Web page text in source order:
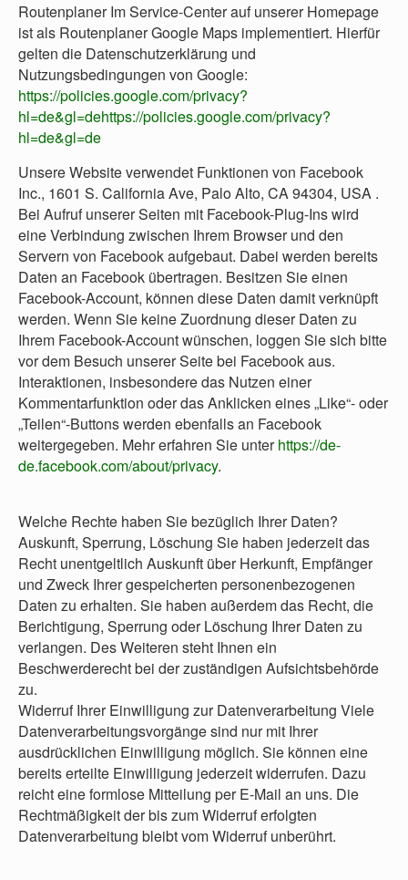
Routenplaner Im Service-Center auf unserer Homepage
ist als Routenplaner Google Maps implementiert. Hierfür
gelten die Datenschutzerklärung und
Nutzungsbedingungen von Google:
https://policies.google.com/privacy?
hl=de&gl=dehttps://policies.google.com/privacy?
hl=de&gl=de
Unsere Website verwendet Funktionen von Facebook
Inc., 1601 S. California Ave, Palo Alto, CA 94304, USA .
Bei Aufruf unserer Seiten mit Facebook-Plug-Ins wird
eine Verbindung zwischen Ihrem Browser und den
Servern von Facebook aufgebaut. Dabei werden bereits
Daten an Facebook übertragen. Besitzen Sie einen
Facebook-Account, können diese Daten damit verknüpft
werden. Wenn Sie keine Zuordnung dieser Daten zu
Ihrem Facebook-Account wünschen, loggen Sie sich bitte
vor dem Besuch unserer Seite bei Facebook aus.
Interaktionen, insbesondere das Nutzen einer
Kommentarfunktion oder das Anklicken eines „Like“- oder
„Teilen“-Buttons werden ebenfalls an Facebook
weitergegeben. Mehr erfahren Sie unterhttps://de-
de.facebook.com/about/privacy.
Welche Rechte haben Sie bezüglich Ihrer Daten?
Auskunft, Sperrung, Löschung Sie haben jederzeit das
Recht unentgeltlich Auskunft über Herkunft, Empfänger
und Zweck Ihrer gespeicherten personenbezogenen
Daten zu erhalten. Sie haben außerdem das Recht, die
Berichtigung, Sperrung oder Löschung Ihrer Daten zu
verlangen. Des Weiteren steht Ihnen ein
Beschwerderecht bei der zuständigen Aufsichtsbehörde
zu.
Widerruf Ihrer Einwilligung zur Datenverarbeitung Viele
Datenverarbeitungsvorgänge sind nur mit Ihrer
ausdrücklichen Einwilligung möglich. Sie können eine
bereits erteilte Einwilligung jederzeit widerrufen. Dazu
reicht eine formlose Mitteilung per E-Mail an uns. Die
Rechtmäßigkeit der bis zum Widerruf erfolgten
Datenverarbeitung bleibt vom Widerruf unberührt.